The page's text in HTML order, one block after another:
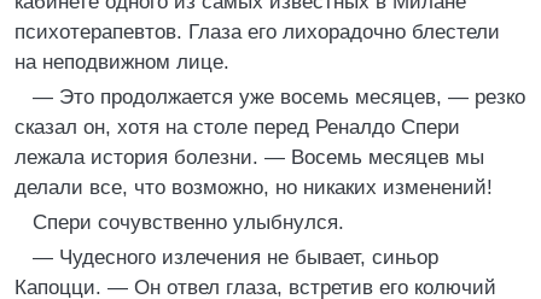
психотерапевтов. Глаза его лихорадочно блестели
на неподвижном лице.
— Это продолжается уже восемь месяцев, — резко
сказал он, хотя на столе перед Реналдо Спери
лежала история болезни. — Восемь месяцев мы
делали все, что возможно, но никаких изменений!
Спери сочувственно улыбнулся.
— Чудесного излечения не бывает, синьор
Капоцци. — Он отвел глаза, встретив его колючий